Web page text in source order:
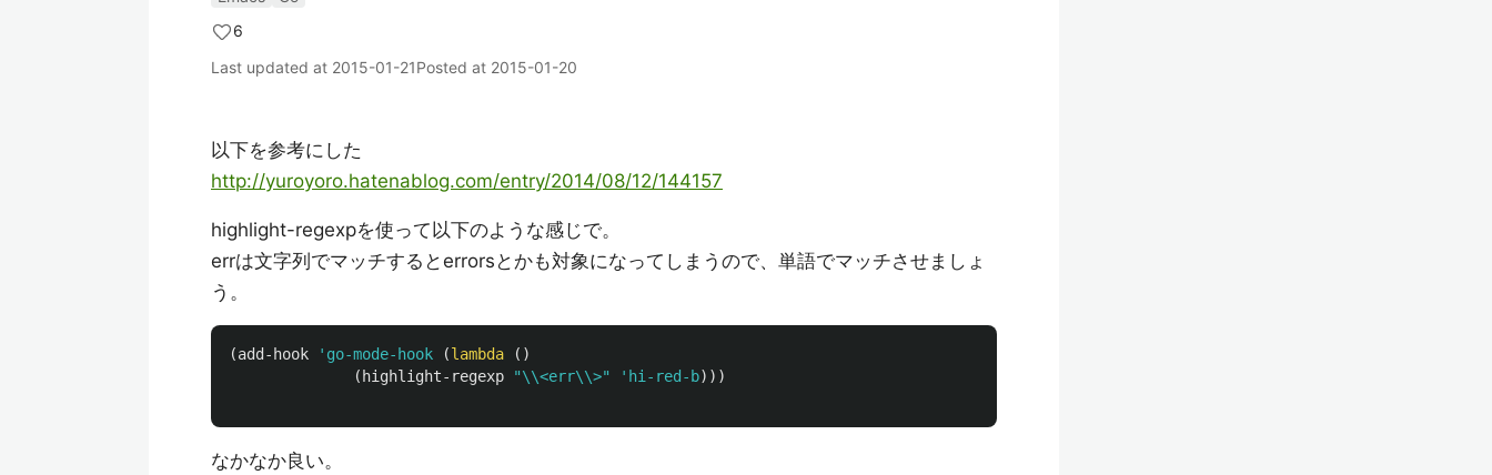
6
Last updated at 2015-01-21Posted at 2015-01-20
以下を参考にした
http://yuroyoro.hatenablog.com/entry/2014/08/12/144157
highlight-regexpを使って以下のような感じで。
errは文字列でマッチするとerrorsとかも対象になってしまうので、単語でマッチさせましょ
う。
(add-hook 'go-mode-hook (lambda
()
( highlight-regexp "\\<err\\>" 'hi-red-b)))
なかなか良い。